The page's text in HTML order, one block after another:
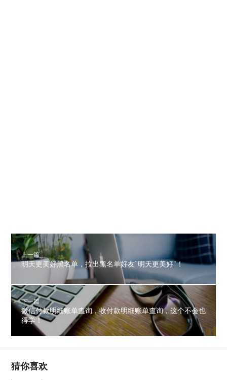
上一篇
明天更美好黑名单，拉出黑名单好友“明天更美好”！
下一篇
微信付款明细账单查询，收付款明细账单查询，这个不会也
得学！
猜你喜欢